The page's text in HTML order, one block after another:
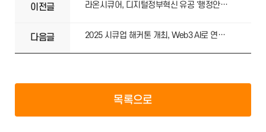
이전글 라온시큐어, 디지털정부혁신 유공 '행정안전부 장관 표창' 수상
다음글 2025 시큐업 해커톤 개최, Web3 AI로 연결된 미래!
목록으로